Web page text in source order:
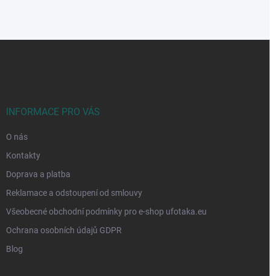
INFORMACE PRO VÁS
O nás
Kontakty
Doprava a platba
Reklamace a odstoupení od smlouvy
Všeobecné obchodní podmínky pro e-shop ufotaka.eu
Ochrana osobních údajů GDPR
Blog